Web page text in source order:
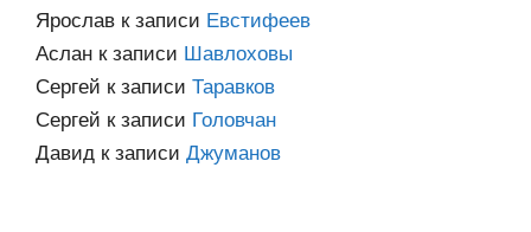
Ярослав к записи Евстифеев
Аслан к записи Шавлоховы
Сергей к записи Таравков
Сергей к записи Головчан
Давид к записи Джуманов